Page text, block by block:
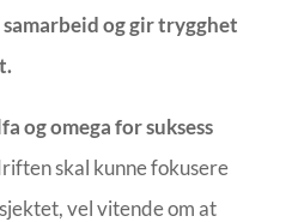
og gir trygghet
og omega for suksess
skal kunne fokusere
vel vitende om at